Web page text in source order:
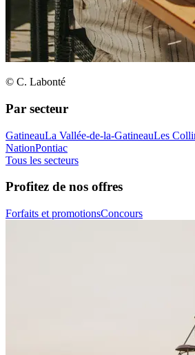
© C. Labonté
Par secteur
GatineauLa Vallée-de-la-GatineauLes
NationPontiac
Tous les secteurs
Profitez de nos offres
Forfaits et promotionsConcours